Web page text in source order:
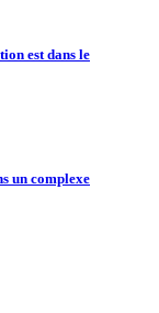
est dans le
un complexe